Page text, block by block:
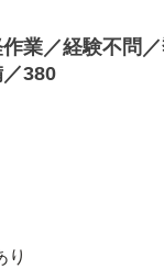
業／経験不問
380
り